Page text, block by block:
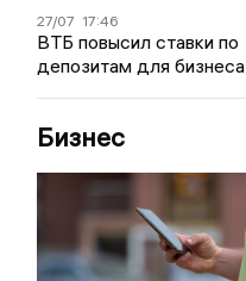
27/07 17:46
ВТБ повысил ставки по
депозитам для бизнеса
Бизнес